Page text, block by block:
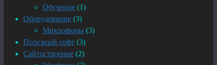
Обучение (1)
Оборудование (3)
Микрофоны (3)
Полезный софт (3)
Сайтостроение (2)